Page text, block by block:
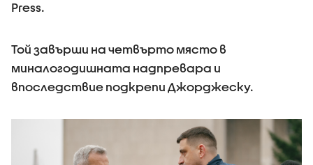
Press.
Той завърши на четвърто място в
миналогодишната надпревара и
впоследствие подкрепи Джорджеску.